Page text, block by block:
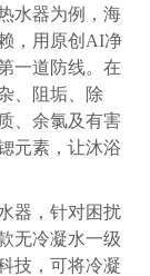
水器为例，海
，用原创AI净
一道防线。在
、阻垢、除
、余氯及有害
元素，让沐浴
器，针对困扰
无冷凝水一级
技，可将冷凝